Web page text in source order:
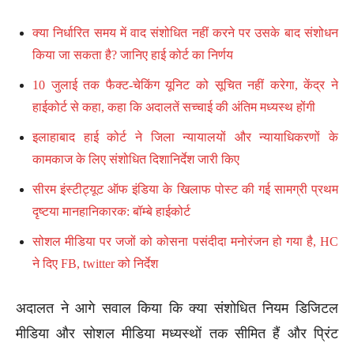
क्या निर्धारित समय में वाद संशोधित नहीं करने पर उसके बाद संशोधन
किया जा सकता है? जानिए हाई कोर्ट का निर्णय
10 जुलाई तक फैक्ट-चेकिंग यूनिट को सूचित नहीं करेगा, केंद्र ने
हाईकोर्ट से कहा, कहा कि अदालतें सच्चाई की अंतिम मध्यस्थ होंगी
इलाहाबाद हाई कोर्ट ने जिला न्यायालयों और न्यायाधिकरणों के
कामकाज के लिए संशोधित दिशानिर्देश जारी किए
सीरम इंस्टीट्यूट ऑफ इंडिया के खिलाफ पोस्ट की गई सामग्री प्रथम
दृष्टया मानहानिकारक: बॉम्बे हाईकोर्ट
सोशल मीडिया पर जजों को कोसना पसंदीदा मनोरंजन हो गया है, HC
ने दिए FB, twitter को निर्देश
अदालत ने आगे सवाल किया कि क्या संशोधित नियम डिजिटल
मीडिया और सोशल मीडिया मध्यस्थों तक सीमित हैं और प्रिंट